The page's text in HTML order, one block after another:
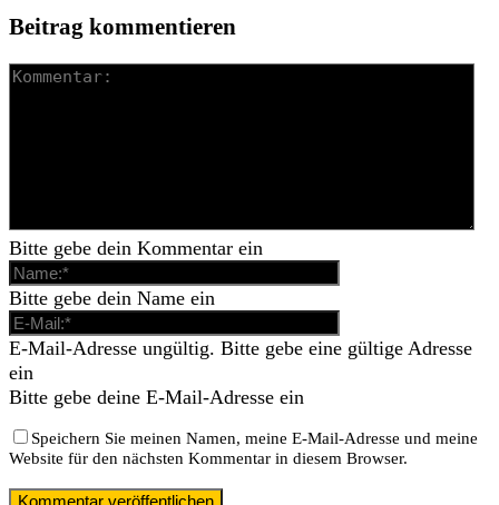
Beitrag kommentieren
Bitte gebe dein Kommentar ein
Bitte gebe dein Name ein
E-Mail-Adresse ungültig. Bitte gebe eine gültige Adresse
ein
Bitte gebe deine E-Mail-Adresse ein
Speichern Sie meinen Namen, meine E-Mail-Adresse und meine
Website für den nächsten Kommentar in diesem Browser.